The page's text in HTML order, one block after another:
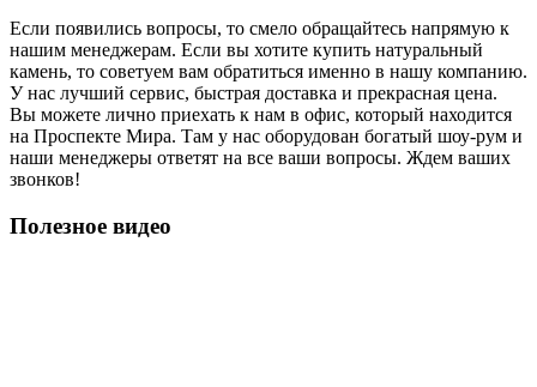
Если появились вопросы, то смело обращайтесь напрямую к
нашим менеджерам. Если вы хотите купить натуральный
камень, то советуем вам обратиться именно в нашу компанию.
У нас лучший сервис, быстрая доставка и прекрасная цена.
Вы можете лично приехать к нам в офис, который находится
на Проспекте Мира. Там у нас оборудован богатый шоу-рум и
наши менеджеры ответят на все ваши вопросы. Ждем ваших
звонков!
Полезное видео